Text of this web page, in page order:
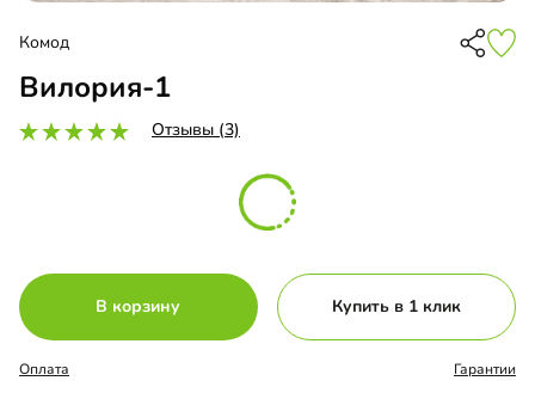
Комод
Вилория-1
Отзывы (3)
В корзину Купить в 1 клик
Оплата Гарантии